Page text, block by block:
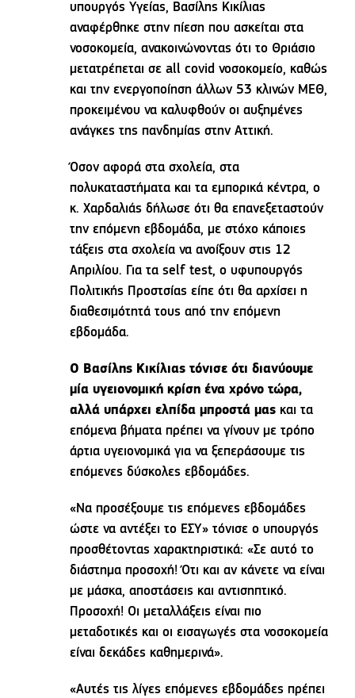
υπουργός Υγείας, Βασίλης Κικίλιας
αναφέρθηκε στην πίεση που ασκείται στα
νοσοκομεία, ανακοινώνοντας ότι το Θριάσιο
μετατρέπεται σε all covid νοσοκομείο, καθώς
και την ενεργοποίηση άλλων 53 κλινών ΜΕΘ,
προκειμένου να καλυφθούν οι αυξημένες
ανάγκες της πανδημίας στην Αττική.
Όσον αφορά στα σχολεία, στα
πολυκαταστήματα και τα εμπορικά κέντρα, ο
κ. Χαρδαλιάς δήλωσε ότι θα επανεξεταστούν
την επόμενη εβδομάδα, με στόχο κάποιες
τάξεις στα σχολεία να ανοίξουν στις 12
Απριλίου. Για τα self test, ο υφυπουργός
Πολιτικής Προστσίας είπε ότι θα αρχίσει η
διαθεσιμότητά τους από την επόμενη
εβδομάδα.
Ο Βασίλης Κικίλιας τόνισε ότι διανύουμε
μία υγειονομική κρίση ένα χρόνο τώρα,
αλλά υπάρχει ελπίδα μπροστά μας και τα
επόμενα βήματα πρέπει να γίνουν με τρόπο
άρτια υγειονομικά για να ξεπεράσουμε τις
επόμενες δύσκολες εβδομάδες.
«Να προσέξουμε τις επόμενες εβδομάδες
ώστε να αντέξει το ΕΣΥ» τόνισε ο υπουργός
προσθέτοντας χαρακτηριστικά: «Σε αυτό το
διάστημα προσοχή! Ότι και αν κάνετε να είναι
με μάσκα, αποστάσεις και αντισηπτικό.
Προσοχή! Οι μεταλλάξεις είναι πιο
μεταδοτικές και οι εισαγωγές στα νοσοκομεία
είναι δεκάδες καθημερινά».
«Αυτές τις λίγες επόμενες εβδομάδες πρέπει